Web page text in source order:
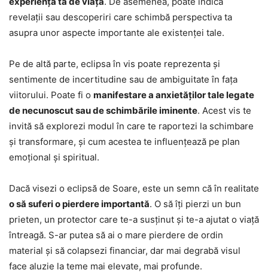
revelații sau descoperiri care schimbă perspectiva ta
asupra unor aspecte importante ale existenței tale.
Pe de altă parte, eclipsa în vis poate reprezenta și
sentimente de incertitudine sau de ambiguitate în fața
viitorului. Poate fi o manifestare a anxietăților tale legate
de necunoscut sau de schimbările iminente. Acest vis te
invită să explorezi modul în care te raportezi la schimbare
și transformare, și cum acestea te influențează pe plan
emoțional și spiritual.
Dacă visezi o eclipsă de Soare, este un semn că în realitate
o să suferi o pierdere importantă. O să îți pierzi un bun
prieten, un protector care te-a susținut și te-a ajutat o viață
întreagă. S-ar putea să ai o mare pierdere de ordin
material și să colapsezi financiar, dar mai degrabă visul
face aluzie la teme mai elevate, mai profunde.